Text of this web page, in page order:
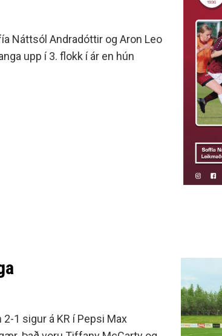
Náttsól Andradóttir og Aron Leo
upp í 3. flokk í ár en hún
1 sigur á KR í Pepsi Max